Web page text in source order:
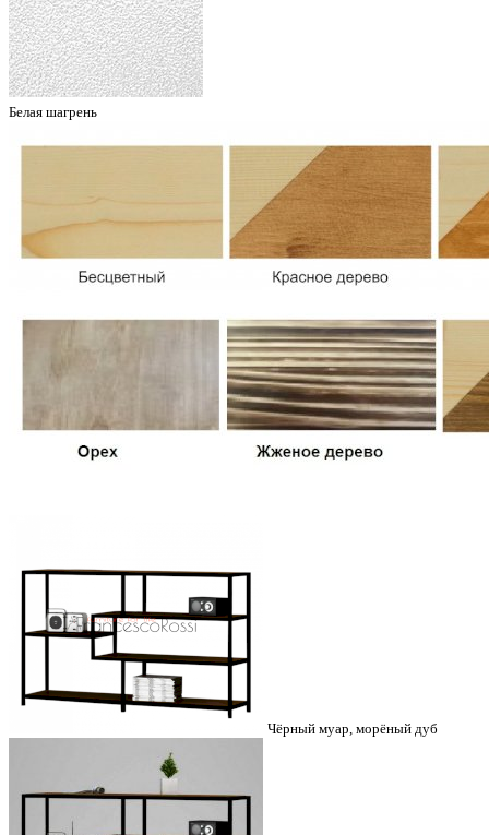
Белая шагрень
Чёрный муар, морёный дуб